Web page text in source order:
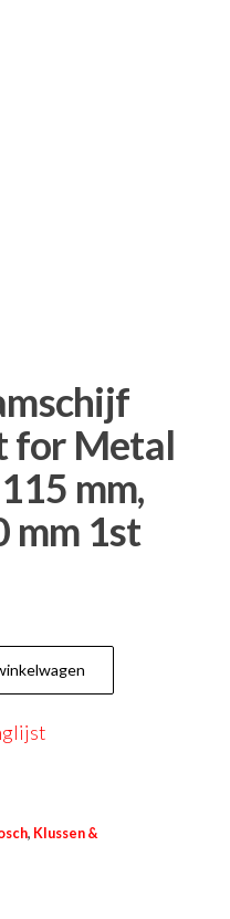
for Metal
mm,
mm 1st
, Klussen &